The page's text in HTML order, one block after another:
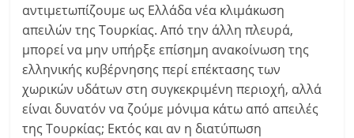
αντιμετωπίζουμε ως Ελλάδα νέα κλιμάκωση
απειλών της Τουρκίας. Από την άλλη πλευρά,
μπορεί να μην υπήρξε επίσημη ανακοίνωση της
ελληνικής κυβέρνησης περί επέκτασης των
χωρικών υδάτων στη συγκεκριμένη περιοχή, αλλά
είναι δυνατόν να ζούμε μόνιμα κάτω από απειλές
της Τουρκίας; Εκτός και αν η διατύπωση